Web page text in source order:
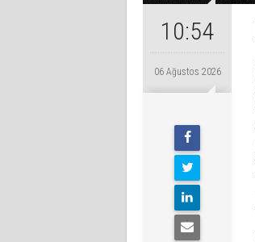
10:54
06 Ağustos 2026